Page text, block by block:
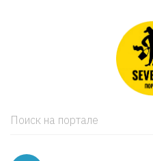
Поиск на портале